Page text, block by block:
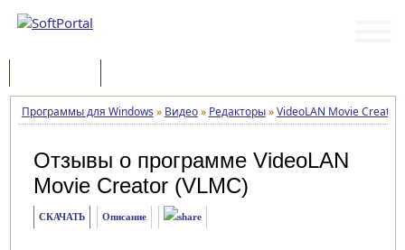
Программы для Windows » Видео» Редакторы»VideoLAN Movie Creator
Отзывы о программе VideoLAN
Movie Creator (VLMC)
СКАЧАТЬ Описание